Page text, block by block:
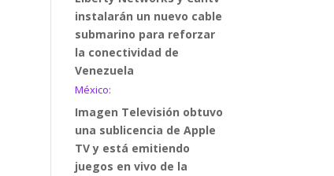
instalarán un nuevo cable
submarino para reforzar
la conectividad de
Venezuela
México:
Imagen Televisión obtuvo
una sublicencia de Apple
TV y está emitiendo
juegos en vivo de la